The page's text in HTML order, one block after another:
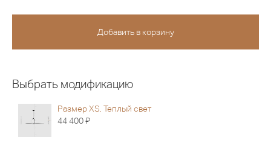
Выбрать модификацию
Размер XS. Теплый свет
44 400Я